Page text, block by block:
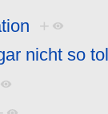
+
nicht so